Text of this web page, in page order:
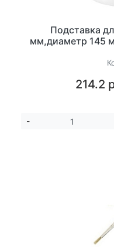
Подставка
мм,диаметр 145
214.2
-